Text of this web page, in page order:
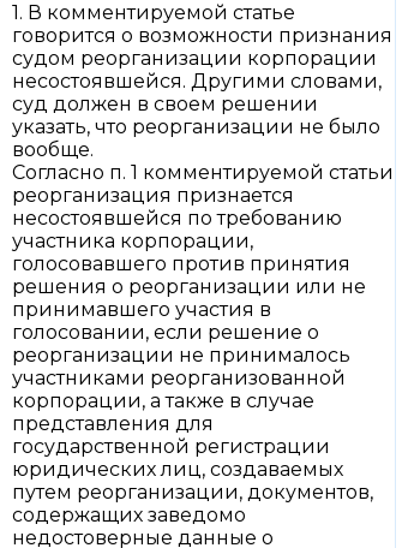
1. В комментируемой статье
говорится о возможности признания
судом реорганизации корпорации
несостоявшейся. Другими словами,
суд должен в своем решении
указать, что реорганизации не было
вообще.
Согласно п. 1 комментируемой статьи
реорганизация признается
несостоявшейся по требованию
участника корпорации,
голосовавшего против принятия
решения о реорганизации или не
принимавшего участия в
голосовании, если решение о
реорганизации не принималось
участниками реорганизованной
корпорации, а также в случае
представления для
государственной регистрации
юридических лиц, создаваемых
путем реорганизации, документов,
содержащих заведомо
недостоверные данные о